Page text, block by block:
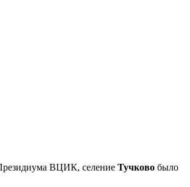
ВЦИК, селение Тучково было